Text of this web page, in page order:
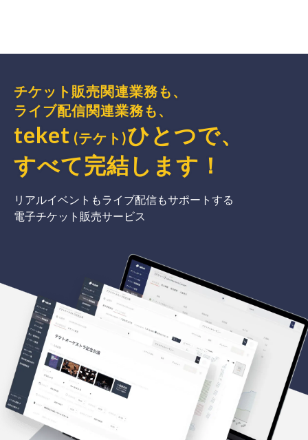
チケット販売関連業務も、
ライブ配信関連業務も、
teket (テケト)ひとつで、
すべて完結 します ！
リアルイベントもライブ配信もサポートする
電子チケット販売サービス